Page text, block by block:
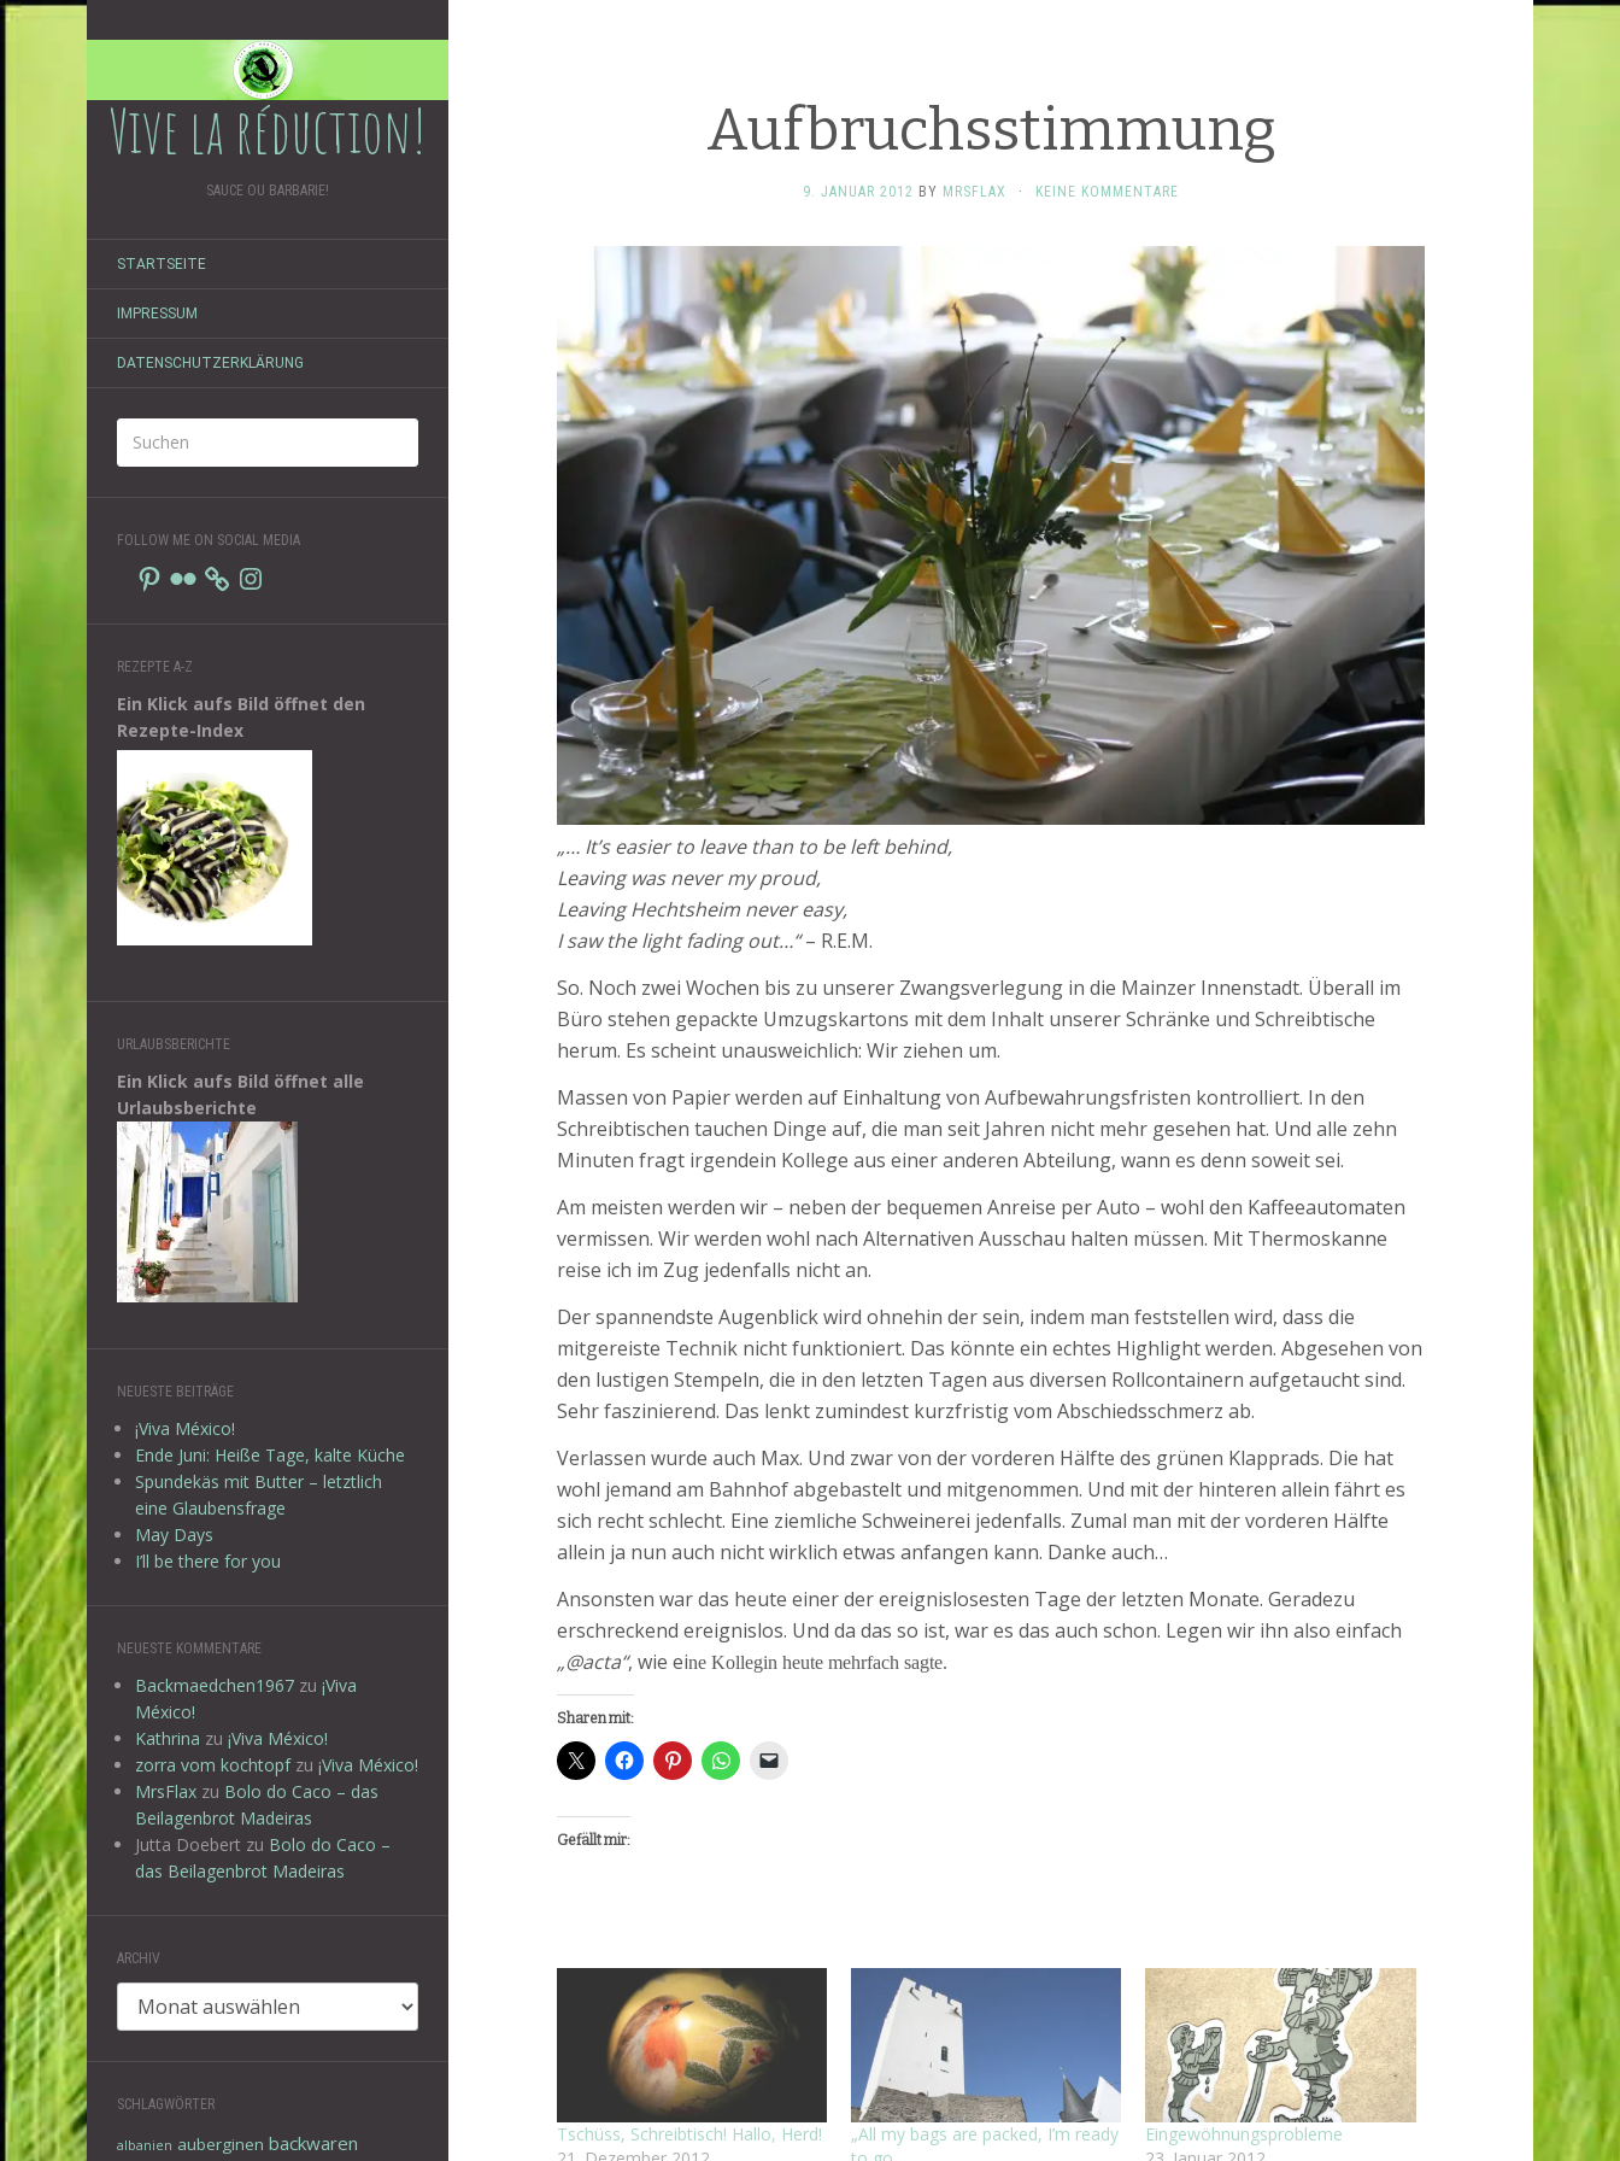
Vive la réduction!
SAUCE OU BARBARIE!
STARTSEITE
IMPRESSUM
DATENSCHUTZERKLÄRUNG
FOLLOW ME ON SOCIAL MEDIA
Pinterest
Flickr Instagram
REZEPTE A-Z
Ein Klick aufs Bild öffnet den
Rezepte-Index
URLAUBSBERICHTE
Ein Klick aufs Bild öffnet alle
Urlaubsberichte
NEUESTE BEITRÄGE
¡Viva México!
Ende Juni: Heiße Tage, kalte Küche
Spundekäs mit Butter – letztlich
eine Glaubensfrage
May Days
I’ll be there for you
NEUESTE KOMMENTARE
Backmaedchen1967 zu ¡Viva
México!
Kathrina zu ¡Viva México!
zorra vom kochtopfzu ¡Viva México!
MrsFlax zu Bolo do Caco – das
Beilagenbrot Madeiras
Jutta Doebert zu Bolo do Caco –
das Beilagenbrot Madeiras
ARCHIV
SCHLAGWÖRTER
albanien auberginen backwaren
Aufbruchsstimmung
9. JANUAR 2012 BY MRSFLAX · KEINE KOMMENTARE
„… It’s easier to leave than to be left behind,
Leaving was never my proud,
Leaving Hechtsheim never easy,
I saw the light fading out…“– R.E.M.
So. Noch zwei Wochen bis zu unserer Zwangsverlegung in die Mainzer Innenstadt. Überall im
Büro stehen gepackte Umzugskartons mit dem Inhalt unserer Schränke und Schreibtische
herum. Es scheint unausweichlich: Wir ziehen um.
Massen von Papier werden auf Einhaltung von Aufbewahrungsfristen kontrolliert. In den
Schreibtischen tauchen Dinge auf, die man seit Jahren nicht mehr gesehen hat. Und alle zehn
Minuten fragt irgendein Kollege aus einer anderen Abteilung, wann es denn soweit sei.
Am meisten werden wir – neben der bequemen Anreise per Auto – wohl den Kaffeeautomaten
vermissen. Wir werden wohl nach Alternativen Ausschau halten müssen. Mit Thermoskanne
reise ich im Zug jedenfalls nicht an.
Der spannendste Augenblick wird ohnehin der sein, indem man feststellen wird, dass die
mitgereiste Technik nicht funktioniert. Das könnte ein echtes Highlight werden. Abgesehen von
den lustigen Stempeln, die in den letzten Tagen aus diversen Rollcontainern aufgetaucht sind.
Sehr faszinierend. Das lenkt zumindest kurzfristig vom Abschiedsschmerz ab.
Verlassen wurde auch Max. Und zwar von der vorderen Hälfte des grünen Klapprads. Die hat
wohl jemand am Bahnhof abgebastelt und mitgenommen. Und mit der hinteren allein fährt es
sich recht schlecht. Eine ziemliche Schweinerei jedenfalls. Zumal man mit der vorderen Hälfte
allein ja nun auch nicht wirklich etwas anfangen kann. Danke auch…
Ansonsten war das heute einer der ereignislosesten Tage der letzten Monate. Geradezu
erschreckend ereignislos. Und da das so ist, war es das auch schon. Legen wir ihn also einfach
„@acta“, wie eine Kollegin heute mehrfach sagte.
Sharen mit:
Gefällt mir:
Tschüss, Schreibtisch! Hallo, Herd!
„All my bags are packed, I’m ready
Eingewöhnungsprobleme